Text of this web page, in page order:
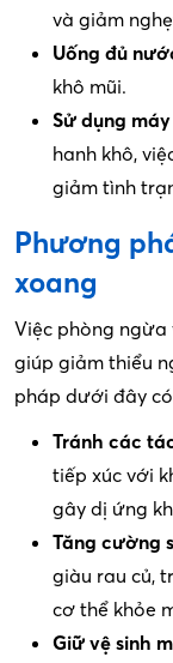
và giảm
Uống đủ
khô mũi.
Sử dụng
hanh khô,
giảm tình
Phương
xoang
Việc phòng
giúp giảm thiểu
pháp dưới đây
Tránh các
tiếp xúc với
gây dị ứng
Tăng cường
giàu rau củ,
cơ thể khỏe
Giữ vệ sinh